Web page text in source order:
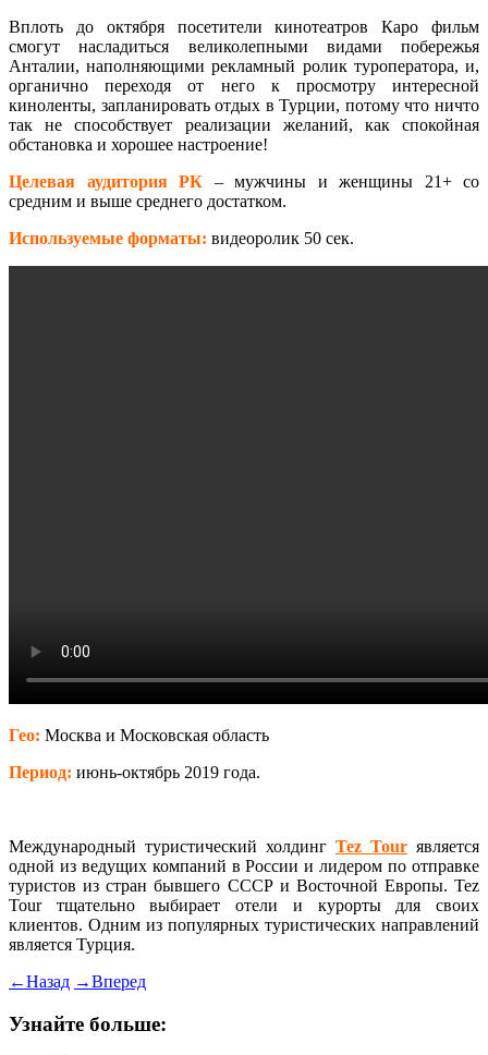
Вплоть до октября посетители кинотеатров Каро фильм
смогут насладиться великолепными видами побережья
Анталии, наполняющими рекламный ролик туроператора, и,
органично переходя от него к просмотру интересной
киноленты, запланировать отдых в Турции, потому что ничто
так не способствует реализации желаний, как спокойная
обстановка и хорошее настроение!
Целевая аудитория РК
– мужчины и женщины 21+ со
средним и выше среднего достатком.
Используемые форматы: видеоролик 50 сек.
Гео: Москва и Московская область
Период: июнь-октябрь 2019 года.
Международный туристический холдинг Tez Tour является
одной из ведущих компаний в России и лидером по отправке
туристов из стран бывшего СССР и Восточной Европы. Tez
Tour тщательно выбирает отели и курорты для своих
клиентов. Одним из популярных туристических направлений
является Турция.
←Назад →Вперед
Узнайте больше: